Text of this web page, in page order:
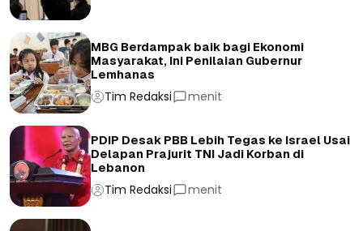
MBG Berdampak baik bagi Ekonomi
Masyarakat, Ini Penilaian Gubernur
Lemhanas
Tim Redaksi menit
PDIP Desak PBB Lebih Tegas ke Israel Usai
Delapan Prajurit TNI Jadi Korban di
Lebanon
Tim Redaksi menit